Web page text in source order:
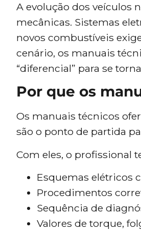
A evolução dos veículos
mecânicas. Sistemas
novos combustíveis
cenário, os manuais
“diferencial” para se
Por que os
Os manuais técnicos
são o ponto de partida
Com eles, o profissional
Esquemas elétricos
Procedimentos
Sequência de
Valores de torque,